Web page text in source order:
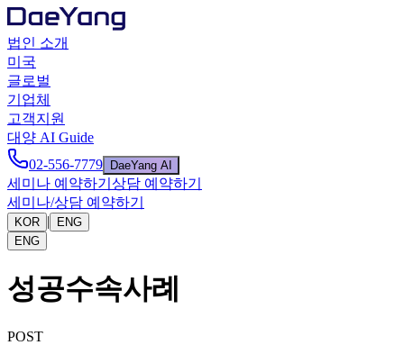
법인 소개
미국
글로벌
기업체
고객지원
대양 AI Guide
02-556-7779
DaeYang AI
세미나 예약하기 상담 예약하기
세미나/상담 예약하기
KOR |
ENG
ENG
성공수속사례
POST